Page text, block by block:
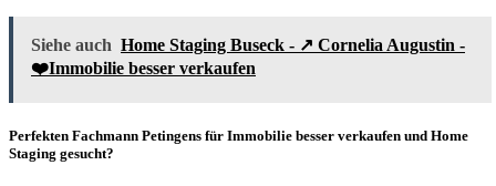
Siehe auch Home Staging Buseck - ↗️ Cornelia Augustin -
❤️Immobilie besser verkaufen
Perfekten Fachmann Petingens für Immobilie besser verkaufen und Home
Staging gesucht?